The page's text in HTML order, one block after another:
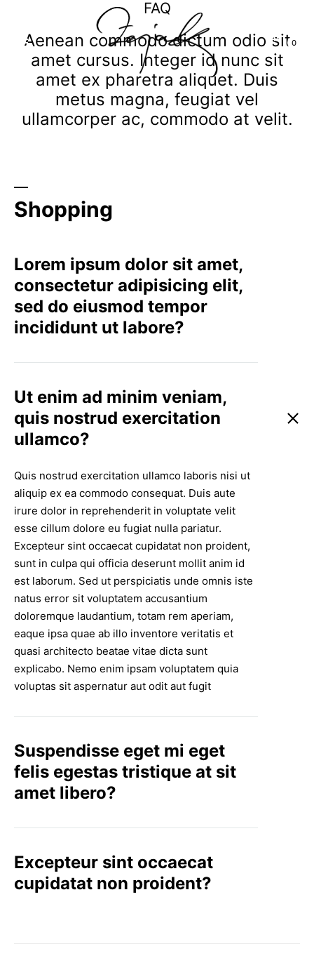
ZEJAK
ZEJAK
0
FAQ
Aenean commodo dictum odio sit
amet cursus. Integer id nunc sit
amet ex pharetra aliquet. Duis
metus magna, feugiat vel
ullamcorper ac, commodo at velit.
Shopping
Lorem ipsum dolor sit amet,
consectetur adipisicing elit,
sed do eiusmod tempor
incididunt ut labore?
Ut enim ad minim veniam,
quis nostrud exercitation
ullamco?
Quis nostrud exercitation ullamco laboris nisi ut
aliquip ex ea commodo consequat. Duis aute
irure dolor in reprehenderit in voluptate velit
esse cillum dolore eu fugiat nulla pariatur.
Excepteur sint occaecat cupidatat non proident,
sunt in culpa qui officia deserunt mollit anim id
est laborum. Sed ut perspiciatis unde omnis iste
natus error sit voluptatem accusantium
doloremque laudantium, totam rem aperiam,
eaque ipsa quae ab illo inventore veritatis et
quasi architecto beatae vitae dicta sunt
explicabo. Nemo enim ipsam voluptatem quia
voluptas sit aspernatur aut odit aut fugit
Suspendisse eget mi eget
felis egestas tristique at sit
amet libero?
Excepteur sint occaecat
cupidatat non proident?